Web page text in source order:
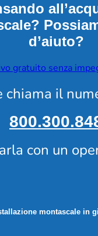
d’aiuto?
gratuito senza
chiama il
con un
montascale in